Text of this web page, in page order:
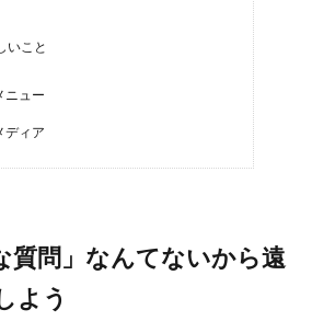
いこと
ニュー
ディア
質問」なんてないから遠
よう